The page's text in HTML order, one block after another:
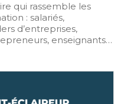
qui rassemble les
: salariés,
d’entreprises,
enseignants…